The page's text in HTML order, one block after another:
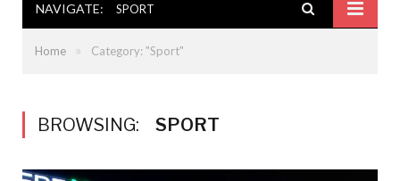
NAVIGATE: SPORT
Home » Category: "Sport"
BROWSING: SPORT